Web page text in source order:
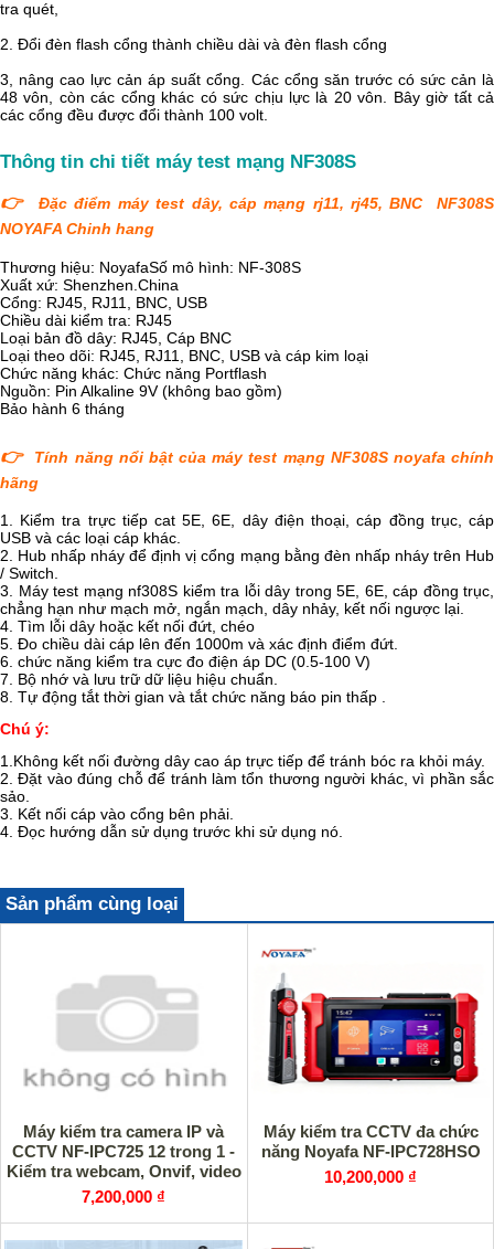
tra quét,
2. Đổi đèn flash cổng thành chiều dài và đèn flash cổng
3, nâng cao lực cản áp suất cổng. Các cổng săn trước có sức cản là
48 vôn, còn các cổng khác có sức chịu lực là 20 vôn. Bây giờ tất cả
các cổng đều được đổi thành 100 volt.
Thông tin chi tiết máy test mạng NF308S
👉Đặc điểm máy test dây, cáp mạng rj11, rj45, BNC NF308S
NOYAFA Chinh hang
Thương hiệu: NoyafaSố mô hình: NF-308S
Xuất xứ: Shenzhen.China
Cổng: RJ45, RJ11, BNC, USB
Chiều dài kiểm tra: RJ45
Loại bản đồ dây: RJ45, Cáp BNC
Loại theo dõi: RJ45, RJ11, BNC, USB và cáp kim loại
Chức năng khác: Chức năng Portflash
Nguồn: Pin Alkaline 9V (không bao gồm)
Bảo hành 6 tháng
👉 Tính năng nổi bật của máy test mạng NF308S noyafa chính
hãng
1. Kiểm tra trực tiếp cat 5E, 6E, dây điện thoại, cáp đồng trục, cáp
USB và các loại cáp khác.
2. Hub nhấp nháy để định vị cổng mạng bằng đèn nhấp nháy trên Hub
/ Switch.
3. Máy test mạng nf308S kiểm tra lỗi dây trong 5E, 6E, cáp đồng trục,
chẳng hạn như mạch mở, ngắn mạch, dây nhảy, kết nối ngược lại.
4. Tìm lỗi dây hoặc kết nối đứt, chéo
5. Đo chiều dài cáp lên đến 1000m và xác định điểm đứt.
6. chức năng kiểm tra cực đo điện áp DC (0.5-100 V)
7. Bộ nhớ và lưu trữ dữ liệu hiệu chuẩn.
8. Tự động tắt thời gian và tắt chức năng báo pin thấp .
Chú ý:
1.Không kết nối đường dây cao áp trực tiếp để tránh bóc ra khỏi máy.
2. Đặt vào đúng chỗ để tránh làm tổn thương người khác, vì phần sắc
sảo.
3. Kết nối cáp vào cổng bên phải.
4. Đọc hướng dẫn sử dụng trước khi sử dụng nó.
Sản phẩm cùng loại
Máy kiểm tra camera IP và
CCTV NF-IPC725 12 trong 1 -
Kiểm tra webcam, Onvif, video
analog CVBS
7,200,000 ₫
Máy kiểm tra CCTV đa chức
năng Noyafa NF-IPC728HSO
10,200,000 ₫